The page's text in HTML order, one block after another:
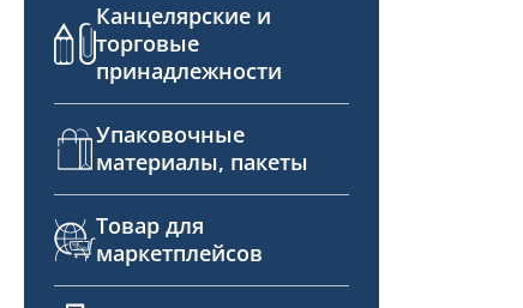
Канцелярские и
торговые
принадлежности
Упаковочные
материалы, пакеты
Товар для
маркетплейсов